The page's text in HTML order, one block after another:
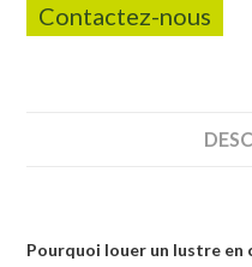
Contactez-nous
Pourquoi louer un lustre en